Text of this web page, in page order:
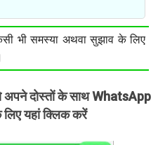
भी समस्या अथवा सुझाव के लिए
अपने दोस्तों के साथ WhatsApp
यहां क्लिक करें